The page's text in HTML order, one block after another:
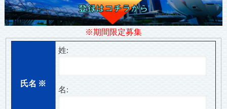
※期間限定募集
氏名 ※
姓:
名: